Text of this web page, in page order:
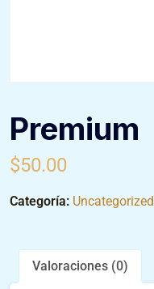
Premium
$50.00
Categoría: Uncategorized
Valoraciones (0)